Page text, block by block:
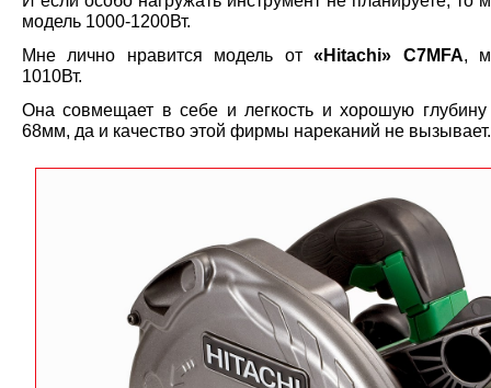
модель 1000-1200Вт.
Мне лично нравится модель от«Hitachi» C7MFA,
1010Вт.
Она совмещает в себе и легкость и хорошую
68мм, да и качество этой фирмы нареканий не вызывает.